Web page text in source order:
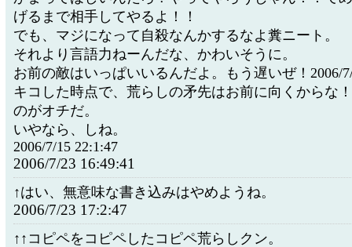
げるまで相手してやるよ！！
でも、マジになって自殺なんかするなよ糞ニート。
それより言語力ねーんだな、かわいそうに。
お前の敵はいっぱいいるんだよ。もう遅いぜ！2006/
キコした時点で、荒らしの矛先はお前に向くからな
のがオチだ。
いやなら、しね。
2006/7/15 22:1:47
2006/7/23 16:49:41
↑はい、無意味な書き込みはやめようね。
2006/7/23 17:2:47
↑↑コピペをコピペしたコピペ荒らしクン。